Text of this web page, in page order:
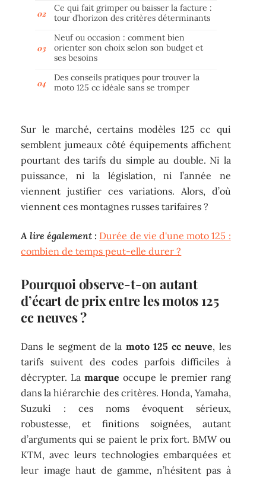
Ce qui fait grimper ou baisser la facture :
tour d’horizon des critères déterminants
Neuf ou occasion : comment bien
orienter son choix selon son budget et
ses besoins
Des conseils pratiques pour trouver la
moto 125 cc idéale sans se tromper
Sur le marché, certains modèles 125 cc qui
semblent jumeaux côté équipements affichent
pourtant des tarifs du simple au double. Ni la
puissance, ni la législation, ni l’année ne
viennent justifier ces variations. Alors, d’où
viennent ces montagnes russes tarifaires ?
A lire également : Durée de vie d'une moto 125 :
combien de temps peut-elle durer ?
Pourquoi observe-t-on autant
d’écart de prix entre les motos 125
cc neuves ?
Dans le segment de la moto 125 cc neuve, les
tarifs suivent des codes parfois difficiles à
décrypter. Lamarque occupe le premier rang
dans la hiérarchie des critères. Honda, Yamaha,
Suzuki : ces noms évoquent sérieux,
robustesse, et finitions soignées, autant
d’arguments qui se paient le prix fort. BMW ou
KTM, avec leurs technologies embarquées et
leur image haut de gamme, n’hésitent pas à